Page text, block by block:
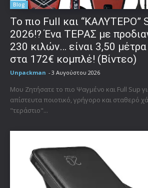
Blog
To πιο Full και “ΚΑΛΥΤΕΡΟ”
2026!? Ένα ΤΕΡΑΣ με
230 κιλών… είναι 3,50 μέτρα
στα 172€ κομπλέ! (Βίντεο)
Unpackman - 3 Αυγούστου 2026
Μου Ζητήσατε το πιο Ψαγμένο και Full Sup
απίστευτα ποιοτικό, γρήγορο και σταθερό
"τεράστιο"...